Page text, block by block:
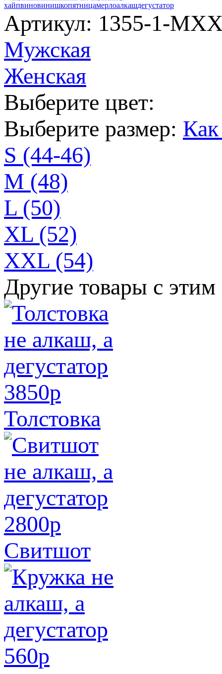
хайпвиновинишкопятницамерлоалкашдегустатор
Артикул: 1355-1-
Мужская
Женская
Выберите цвет:
Выберите размер:
S (44-46)
M (48)
L (50)
XL (52)
XXL (54)
Другие товары с
3850p
Толстовка
2800p
Свитшот
560p